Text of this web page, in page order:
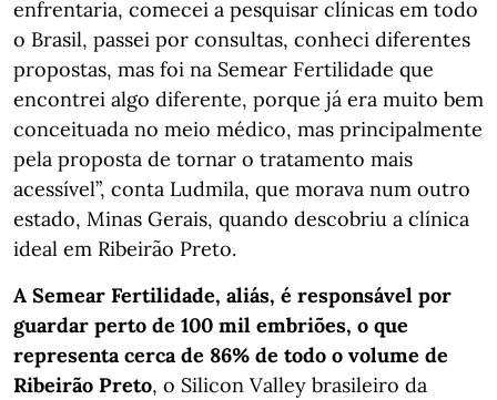
enfrentaria, comecei a pesquisar clínicas em todo
o Brasil, passei por consultas, conheci diferentes
propostas, mas foi na Semear Fertilidade que
encontrei algo diferente, porque já era muito bem
conceituada no meio médico, mas principalmente
pela proposta de tornar o tratamento mais
acessível”, conta Ludmila, que morava num outro
estado, Minas Gerais, quando descobriu a clínica
ideal em Ribeirão Preto.
A Semear Fertilidade, aliás, é responsável por
guardar perto de 100 mil embriões, o que
representa cerca de 86% de todo o volume de
Ribeirão Preto, o Silicon Valley brasileiro da